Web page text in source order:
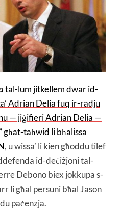
tal-lum jitkellem dwar id-
Adrian Delia fuq ir-radju
— jiġifieri Adrian Delia —
” għat-taħwid li bħalissa
, u wissa’ li kien għoddu tilef
id-deċiżjoni tal-
Debono biex jokkupa s-
li għal persuni bħal Jason
paċenzja.